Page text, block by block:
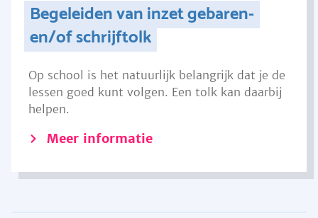
Begeleiden van inzet gebaren-
en/of schrijftolk
Op school is het natuurlijk belangrijk dat je de
lessen goed kunt volgen. Een tolk kan daarbij
helpen.
Meer informatie